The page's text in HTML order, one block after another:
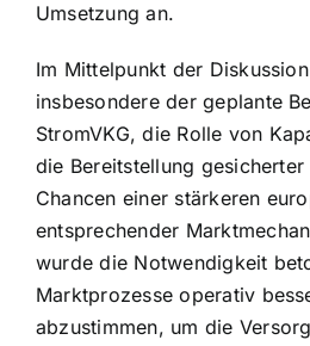
Umsetzung an.
Im Mittelpunkt der
insbesondere der geplante
StromVKG, die Rolle von
die Bereitstellung
Chancen einer stärkeren
entsprechender
wurde die Notwendigkeit
Marktprozesse operativ
abzustimmen, um die